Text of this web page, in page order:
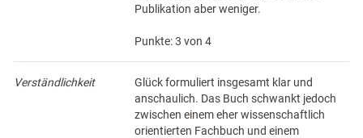
Publikation aber weniger.
Punkte: 3 von 4
Verständlichkeit
Glück formuliert insgesamt klar und
anschaulich. Das Buch schwankt jedoch
zwischen einem eher wissenschaftlich
orientierten Fachbuch und einem